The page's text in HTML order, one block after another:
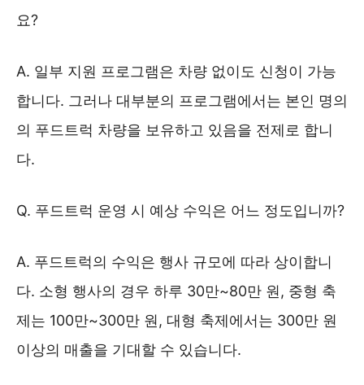
요?
A. 일부 지원 프로그램은 차량 없이도 신청이 가능
합니다. 그러나 대부분의 프로그램에서는 본인 명의
의 푸드트럭 차량을 보유하고 있음을 전제로 합니
다.
Q. 푸드트럭 운영 시 예상 수익은 어느 정도입니까?
A. 푸드트럭의 수익은 행사 규모에 따라 상이합니
다. 소형 행사의 경우 하루 30만~80만 원, 중형 축
제는 100만~300만 원, 대형 축제에서는 300만 원
이상의 매출을 기대할 수 있습니다.